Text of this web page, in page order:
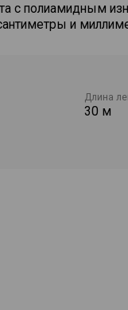
с полиамидным
и
Длина
30 м